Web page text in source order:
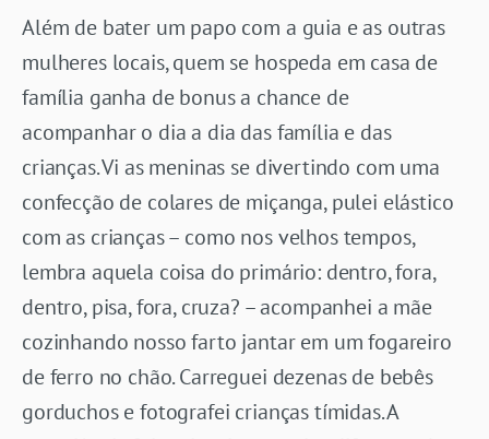
Além de bater um papo com a guia e as outras
mulheres locais, quem se hospeda em casa de
família ganha de bonus a chance de
acompanhar o dia a dia das família e das
crianças. Vi as meninas se divertindo com uma
confecção de colares de miçanga, pulei elástico
com as crianças – como nos velhos tempos,
lembra aquela coisa do primário: dentro, fora,
dentro, pisa, fora, cruza? – acompanhei a mãe
cozinhando nosso farto jantar em um fogareiro
de ferro no chão. Carreguei dezenas de bebês
gorduchos e fotografei crianças tímidas. A